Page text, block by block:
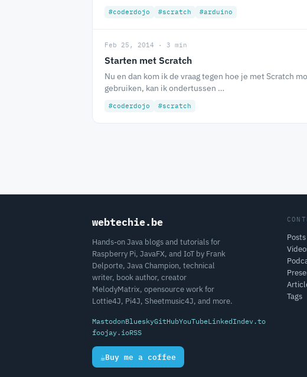
#coderdojo #scratch #arduino
Feb 25, 2014 · 3 min
Starten met Scratch
Nu en dan kom ik de vraag tegen hoe je met Scratch
gebruiken, kan ik ondertussen …
#coderdojo #scratch
webtechie.be
Hands-on Java blogs and tutorials for
Raspberry Pi, JavaFX, and IoT by Frank
Delporte, Java Champion, technical
writer, book author, creator
MelodyMatrix, opensource work for
Lottie4J, Pi4J, Sheetmusic4J, and more.
MastodonBlueskyGitHubYouTubeLinkedIndev.to
foojay.ioRSS
☕Buy me a coffee
Posts
Tags